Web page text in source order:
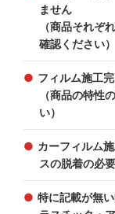
ません
（商品それぞ
確認ください）
フィルム施工
（商品の特性
い）
カーフィルム
スの脱着の必
特に記載が無